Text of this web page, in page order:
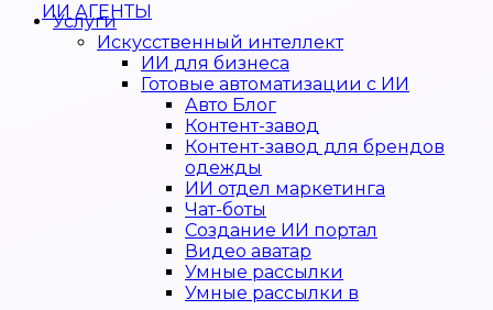
ИИ АГЕНТЫ
Услуги
Искусственный интеллект
ИИ для бизнеса
Готовые автоматизации с ИИ
Авто Блог
Контент-завод
Контент-завод для брендов
одежды
ИИ отдел маркетинга
Чат-боты
Создание ИИ портал
Видео аватар
Умные рассылки
Умные рассылки в